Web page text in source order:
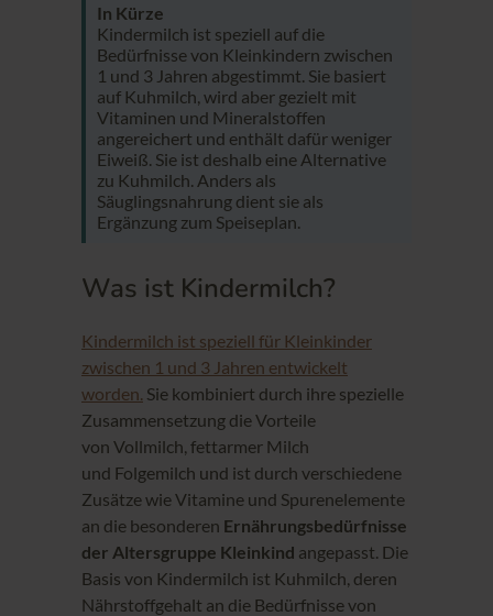
In Kürze
Kindermilch ist speziell auf die
Bedürfnisse von Kleinkindern zwischen
1 und 3 Jahren abgestimmt. Sie basiert
auf Kuhmilch, wird aber gezielt mit
Vitaminen und Mineralstoffen
angereichert und enthält dafür weniger
Eiweiß. Sie ist deshalb eine Alternative
zu Kuhmilch. Anders als
Säuglingsnahrung dient sie als
Ergänzung zum Speiseplan.
Was ist Kindermilch?
Kindermilch ist speziell für Kleinkinder
zwischen 1 und 3 Jahren entwickelt
worden. Sie kombiniert durch ihre spezielle
Zusammensetzung die Vorteile
von Vollmilch, fettarmer Milch
und Folgemilch und ist durch verschiedene
Zusätze wie Vitamine und Spurenelemente
an die besonderen Ernährungsbedürfnisse
der Altersgruppe Kleinkind angepasst. Die
Basis von Kindermilch ist Kuhmilch, deren
Nährstoffgehalt an die Bedürfnisse von